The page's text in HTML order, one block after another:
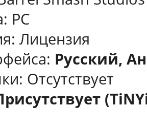
PC
Лицензия
Русский,
Отсутствует